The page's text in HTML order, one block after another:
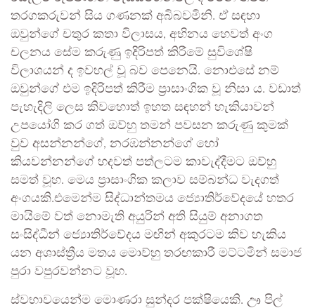
තරගකරුවන් සිය ගණනක් අබිබවමිනි. ඒ සඳහා
ඔවුන්ගේ චතුර කතා විලාසය, අභිනය හෙවත් අංග
චලනය සේම කරුණු ඉදිරිපත් කිරීමේ සුවිශේෂි
විලාශයන් ද ඉවහල් වූ බව පෙනෙයි. නොඑසේ නම්
ඔවුන්ගේ එම ඉදිරිපත් කිරීම ප්‍රාසාංගික වූ නිසා ය. වඩාත්
පැහැදිලි ලෙස කිවහොත් ඉහත සඳහන් හැකියාවන්
උපයෝගි කර ගත් ඔව්හු තමන් පවසන කරුණු කුමක්
වුව අසන්නන්ගේ, නරඹන්නන්ගේ හෝ
කියවන්නන්ගේ හදවත් පත්ලටම කාවැද්දීමට ඔව්හු
සමත් වූහ. මෙය ප්‍රාසාංගික කලාව සම්බන්ධ වැදගත්
අංගයකි.එමෙන්ම සිද්ධාන්තමය ජ්‍යොතිර්වේදයේ හතර
මායිමේ වත් නොමැති අයුරින් අති සියුම් අනාගත
සංසිද්ධීන් ජ්‍යොතිර්වේදය මඟින් අකුරටම කිව හැකිය
යන අශාස්ත්‍රීය මතය මොව්හු තරඟකාරී මට්ටමින් සමාජ
පුරා වපුරවන්නට වූහ.
ස්වභාවයෙන්ම මොණරා සුන්දර පක්ෂියෙකි. ඌ පිල්